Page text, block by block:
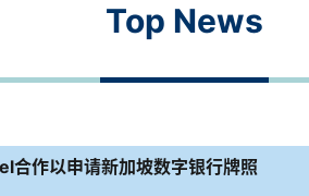
Top News
合作以申请新加坡数字银行牌照